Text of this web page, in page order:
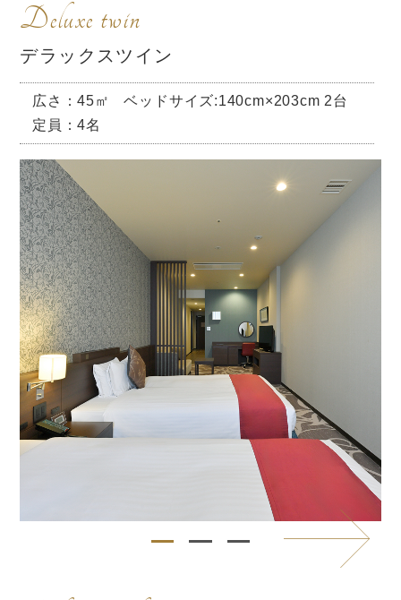
Deluxe twin
デラックスツイン
広さ：45㎡
ベッドサイズ:140cm×203cm 2台
定員：4名